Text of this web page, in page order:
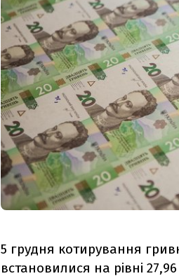
5 грудня котирування
встановилися на рівні